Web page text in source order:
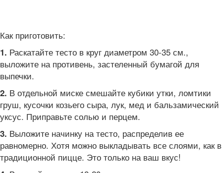
Как приготовить:
1. Раскатайте тесто в круг диаметром 30-35 см.,
выложите на противень, застеленный бумагой для
выпечки.
2. В отдельной миске смешайте кубики утки, ломтики
груш, кусочки козьего сыра, лук, мед и бальзамический
уксус. Приправьте солью и перцем.
3. Выложите начинку на тесто, распределив ее
равномерно. Хотя можно выкладывать все слоями, как в
традиционной пицце. Это только на ваш вкус!